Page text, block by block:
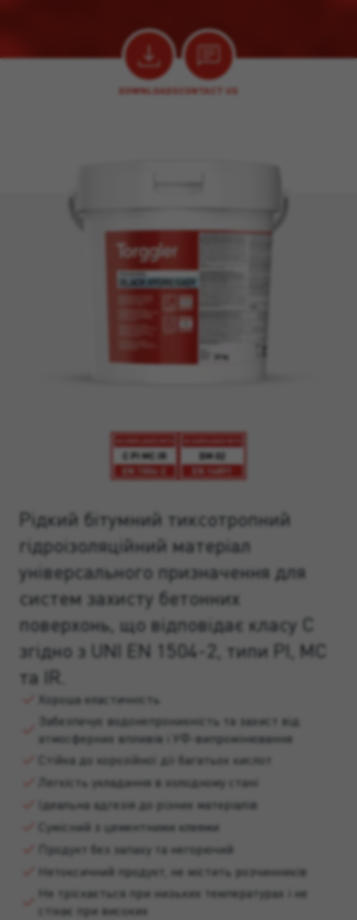
DOWNLOADSCONTACT US
Рідкий бітумний тиксотропний
гідроізоляційний матеріал
універсального призначення для
систем захисту бетонних
поверхонь, що відповідає класу C
згідно з UNI EN 1504-2, типи PI, MC
та IR.
Хороша еластичність
Забезпечує водонепроникність та захист від
атмосферних впливів і УФ-випромінювання
Стійка до корозійної дії багатьох кислот
Легкість укладання в холодному стані
Ідеальна адгезія до різних матеріалів
Сумісний з цементними клеями
Продукт без запаху та негорючий
Нетоксичний продукт, не містить розчинників
Не тріскається при низьких температурах і не
стікає при високих